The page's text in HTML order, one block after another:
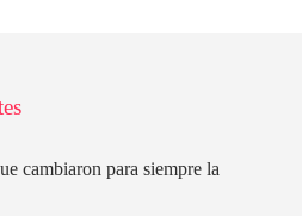
cambiaron para siempre la